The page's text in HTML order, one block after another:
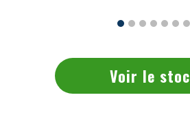
Voir le